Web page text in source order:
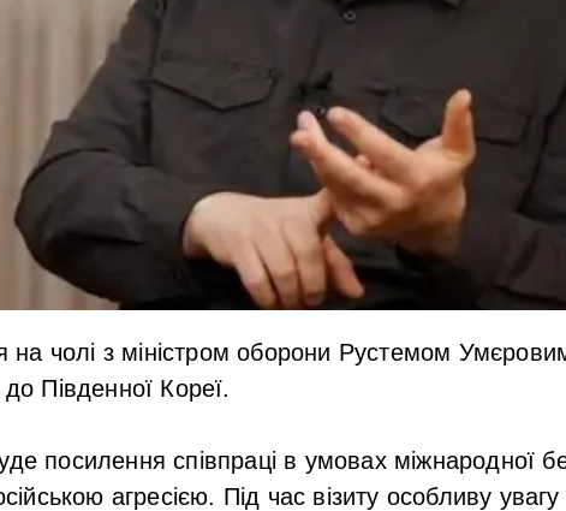
на чолі з міністром оборони Рустемом
Південної Кореї.
посилення співпраці в умовах міжнародної
агресією. Під час візиту особливу